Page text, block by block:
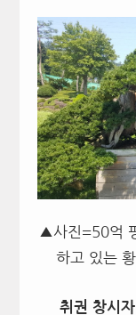
▲사진=50억
하고 있는
취권 창시